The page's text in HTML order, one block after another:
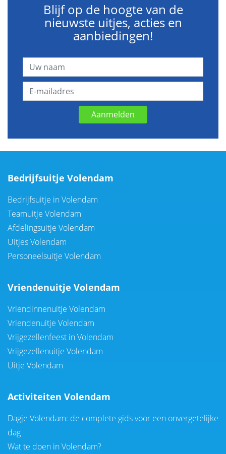
Blijf op de hoogte van de
nieuwste uitjes, acties en
aanbiedingen!
Aanmelden
Bedrijfsuitje Volendam
Bedrijfsuitje in Volendam
Teamuitje Volendam
Afdelingsuitje Volendam
Uitjes Volendam
Personeelsuitje Volendam
Vriendenuitje Volendam
Vriendinnenuitje Volendam
Vriendenuitje Volendam
Vrijgezellenfeest in Volendam
Vrijgezellenuitje Volendam
Uitje Volendam
Activiteiten Volendam
Dagje Volendam: de complete gids voor een onvergetelijke
dag
Wat te doen in Volendam?